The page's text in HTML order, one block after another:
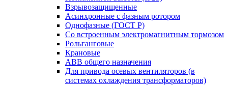
Взрывозащищенные
Асинхронные с фазным ротором
Однофазные (ГОСТ Р)
Со встроенным электромагнитным тормозом
Рольганговые
Крановые
АВВ общего назначения
Для привода осевых вентиляторов (в
системах охлаждения трансформаторов)